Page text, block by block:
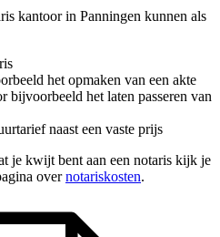
kantoor in Panningen kunnen als
het opmaken van een akte
bijvoorbeeld het laten passeren van
naast een vaste prijs
je kwijt bent aan een notaris kijk je
overnotariskosten.